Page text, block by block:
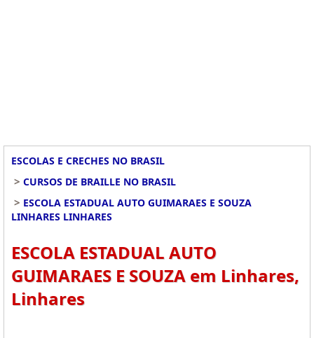
ESCOLAS E CRECHES NO BRASIL
> CURSOS DE BRAILLE NO BRASIL
> ESCOLA ESTADUAL AUTO GUIMARAES E SOUZA
LINHARES LINHARES
ESCOLA ESTADUAL AUTO
GUIMARAES E SOUZA em Linhares,
Linhares